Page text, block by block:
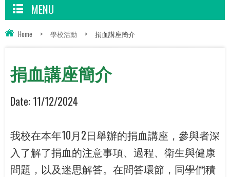
MENU
Home > 學校活動 > 捐血講座簡介
捐血講座簡介
Date: 11/12/2024
我校在本年10月2日舉辦的捐血講座，參與者深
入了解了捐血的注意事項、過程、衛生與健康
問題，以及迷思解答。在問答環節，同學們積